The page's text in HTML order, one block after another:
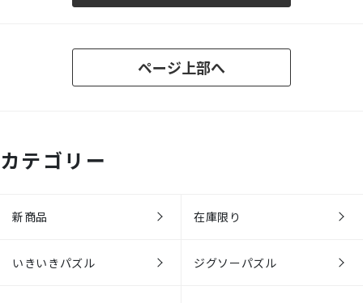
ページ上部へ
カテゴリー
新商品 在庫限り
いきいきパズル ジグソーパズル